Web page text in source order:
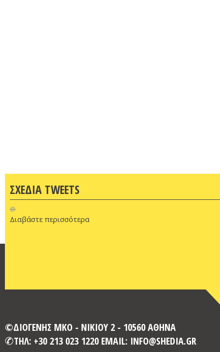
ΣΧΕΔΙΑ TWEETS
@
Διαβάστε περισσότερα
©ΔΙΟΓΕΝΗΣ ΜΚΟ - ΝΙΚΙΟΥ 2 - 10560 ΑΘΗΝΑ
ΤΗΛ: +30 213 023 1220 EMAIL: INFO@SHEDIA.GR